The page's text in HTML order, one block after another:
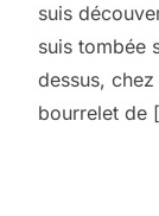
suis
suis tombée
dessus,
bourrelet de